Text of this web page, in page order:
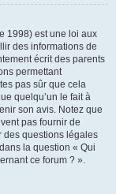
1998) est une loi aux
des informations de
écrit des parents
permettant
pas sûr que cela
quelqu’un le fait à
son avis. Notez que
pas fournir de
des questions légales
la question « Qui
ce forum ? ».